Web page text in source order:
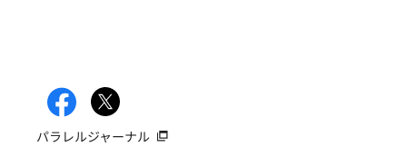
パラレルジャーナル